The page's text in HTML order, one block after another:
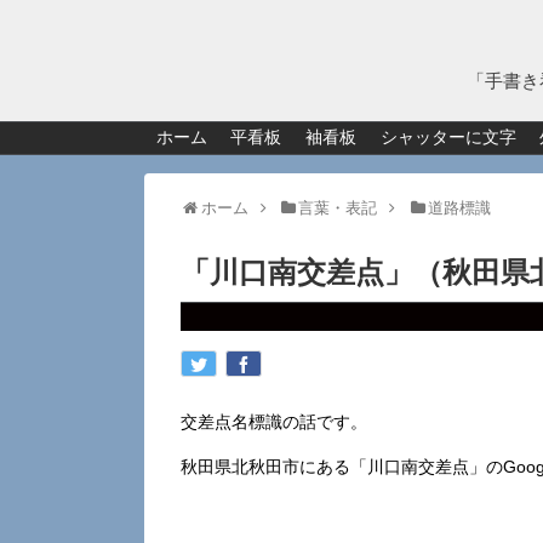
「手書
ホーム 平看板 袖看板 シャッターに文字
ホーム 言葉・表記 道路標識
「川口南交差点」（秋田県
交差点名標識の話です。
秋田県北秋田市にある「川口南交差点」の